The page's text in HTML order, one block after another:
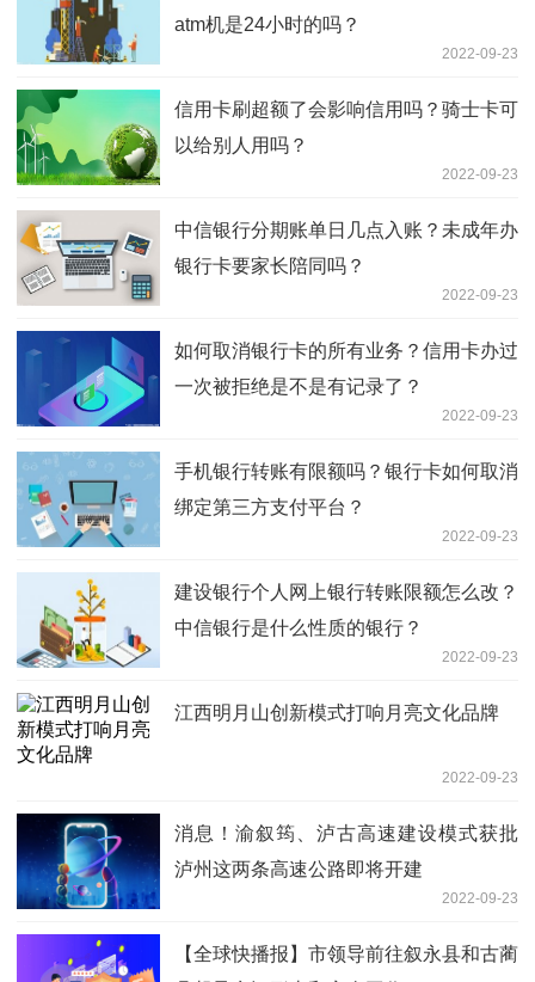
atm机是24小时的吗？
2022-09-23
信用卡刷超额了会影响信用吗？骑士卡可
以给别人用吗？
2022-09-23
中信银行分期账单日几点入账？未成年办
银行卡要家长陪同吗？
2022-09-23
如何取消银行卡的所有业务？信用卡办过
一次被拒绝是不是有记录了？
2022-09-23
手机银行转账有限额吗？银行卡如何取消
绑定第三方支付平台？
2022-09-23
建设银行个人网上银行转账限额怎么改？
中信银行是什么性质的银行？
2022-09-23
江西明月山创新模式打响月亮文化品牌
2022-09-23
消息！渝叙筠、泸古高速建设模式获批
泸州这两条高速公路即将开建
2022-09-23
【全球快播报】市领导前往叙永县和古蔺